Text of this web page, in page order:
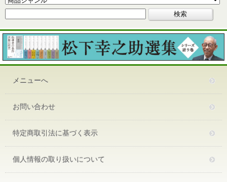
メニューへ
お問い合わせ
特定商取引法に基づく表示
個人情報の取り扱いについて